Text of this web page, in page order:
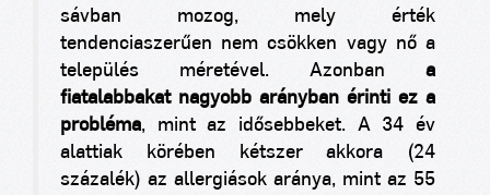
sávban mozog, mely érték
tendenciaszerűen nem csökken vagy nő a
település méretével. Azonban a
fiatalabbakat nagyobb arányban érinti ez a
probléma, mint az idősebbeket. A 34 év
alattiak körében kétszer akkora (24
százalék) az allergiások aránya, mint az 55